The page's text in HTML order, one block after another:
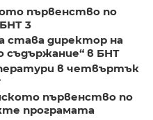
първенство по
3
става директор на
съдържание“ в БНТ
в четвъртък
първенство по
програмата